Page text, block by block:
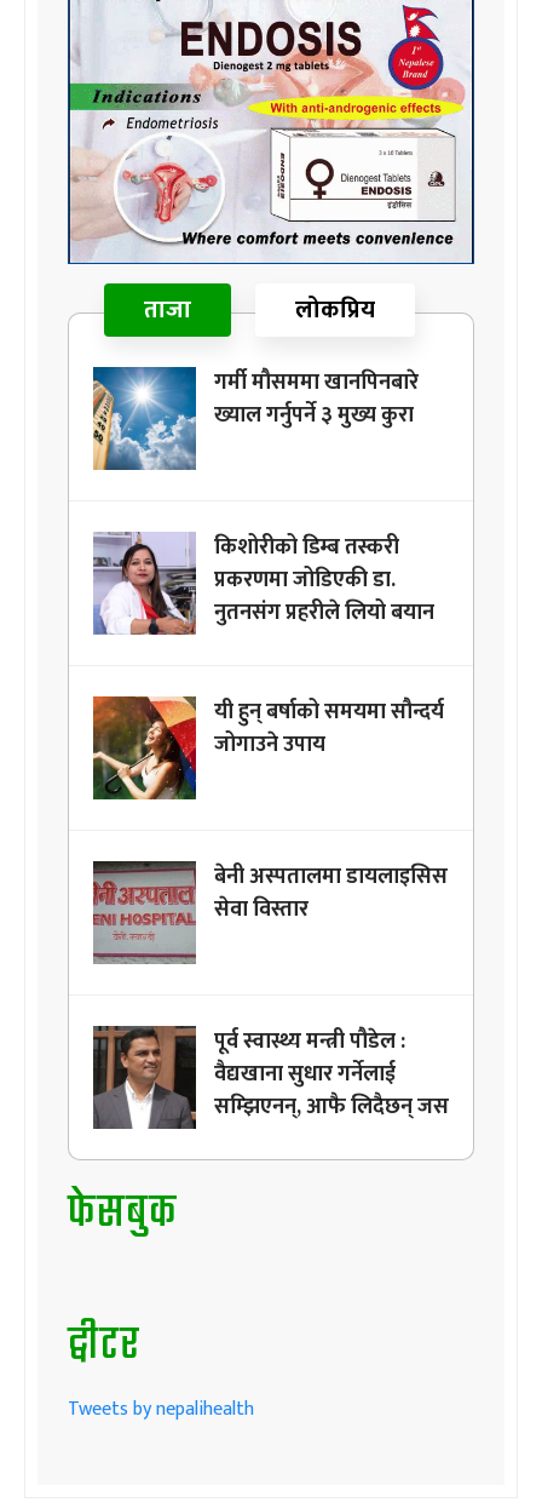
ताजा लोकप्रिय
गर्मी मौसममा खानपिनबारे
ख्याल गर्नुपर्ने ३ मुख्य कुरा
किशोरीको डिम्ब तस्करी
प्रकरणमा जोडिएकी डा.
नुतनसंग प्रहरीले लियो बयान
यी हुन् बर्षाको समयमा सौन्दर्य
जोगाउने उपाय
बेनी अस्पतालमा डायलाइसिस
सेवा विस्तार
पूर्व स्वास्थ्य मन्त्री पौडेल :
वैद्यखाना सुधार गर्नेलाई
सम्झिएनन्, आफै लिदैछन् जस
फेसबुक
ट्वीटर
Tweets by nepalihealth